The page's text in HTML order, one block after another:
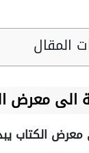
المقال
الى معرض
معرض الكتاب